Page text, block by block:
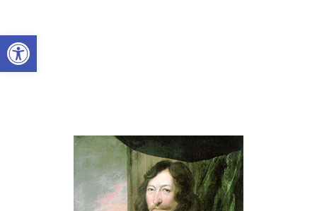
Abrir a barra de ferramentas